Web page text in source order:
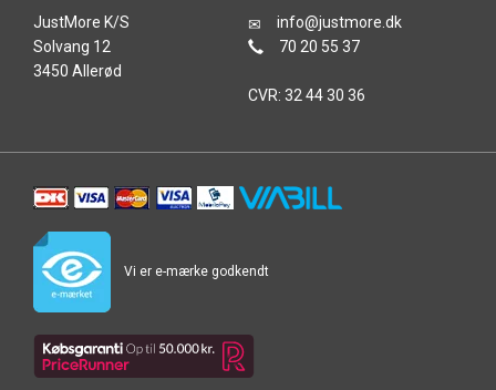
JustMore K/S
Solvang 12
3450 Allerød
info@justmore.dk
70 20 55 37
CVR: 32 44 30 36
Vi er e-mærke godkendt